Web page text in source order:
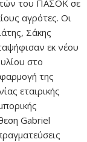
του ΠΑΣΟΚ σε
αγρότες. Οι
Σάκης
εκ νέου
στο
της
εταιρικής
Gabriel